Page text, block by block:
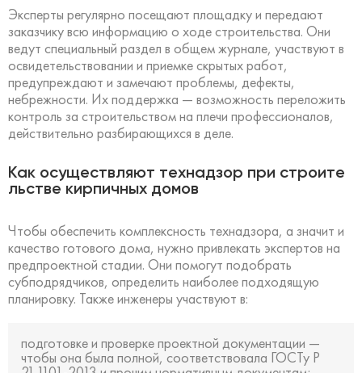
Эксперты регулярно посещают площадку и передают
заказчику всю информацию о ходе строительства. Они
ведут специальный раздел в общем журнале, участвуют в
освидетельствовании и приемке скрытых работ,
предупреждают и замечают проблемы, дефекты,
небрежности. Их поддержка — возможность переложить
контроль за строительством на плечи профессионалов,
действительно разбирающихся в деле.
Как осуществляют технадзор при строите
льстве кирпичных домов
Чтобы обеспечить комплексность технадзора, а значит и
качество готового дома, нужно привлекать экспертов на
предпроектной стадии. Они помогут подобрать
субподрядчиков, определить наиболее подходящую
планировку. Также инженеры участвуют в:
подготовке и проверке проектной документации —
чтобы она была полной, соответствовала ГОСТу Р